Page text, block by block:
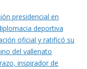
presidencial en
deportiva
oficial y ratificó su
del vallenato
inspirador de